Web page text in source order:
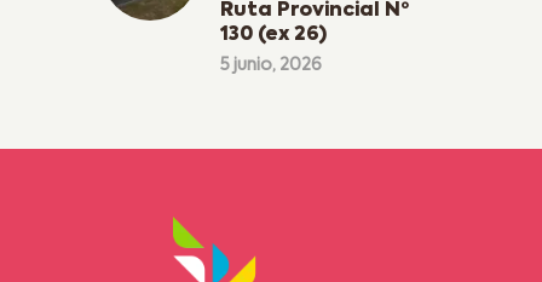
Ruta Provincial Nº
130 (ex 26)
5 junio, 2026